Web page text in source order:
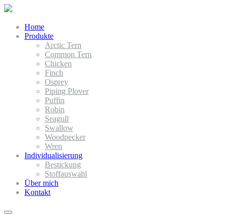
Home
Produkte
Arctic Tern
Common Tern
Chicken
Finch
Osprey
Piping Plover
Puffin
Robin
Seagull
Swallow
Woodpecker
Wren
Individualisierung
Bestickung
Stoffauswahl
Über mich
Kontakt